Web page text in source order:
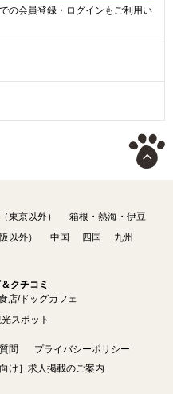
の会員登録・ログインもご利用い
東京以外）
箱根・熱海・伊豆
以外） 中国 四国
九州
クチコミ
店/ドッグカフェ
スポット
問
プライバシーポリシー
向け］求人掲載のご案内